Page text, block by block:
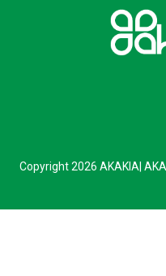
Copyright 2026 AKAKIA|